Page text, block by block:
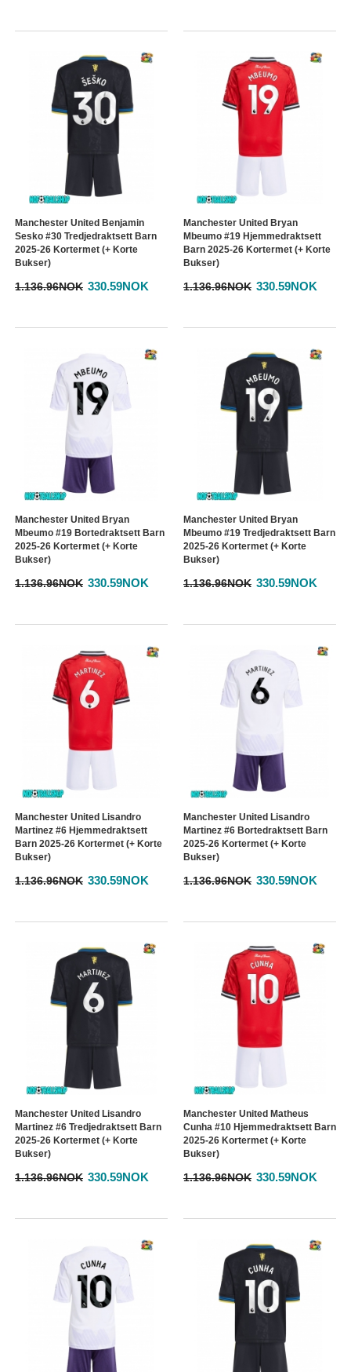
Manchester United Benjamin
Sesko #30 Tredjedraktsett Barn
2025-26 Kortermet (+ Korte
Bukser)
1.136.96NOK 330.59NOK
Manchester United Bryan
Mbeumo #19 Hjemmedraktsett
Barn 2025-26 Kortermet (+ Korte
Bukser)
1.136.96NOK 330.59NOK
Manchester United Bryan
Mbeumo #19 Bortedraktsett Barn
2025-26 Kortermet (+ Korte
Bukser)
1.136.96NOK 330.59NOK
Manchester United Bryan
Mbeumo #19 Tredjedraktsett Barn
2025-26 Kortermet (+ Korte
Bukser)
1.136.96NOK 330.59NOK
Manchester United Lisandro
Martinez #6 Hjemmedraktsett
Barn 2025-26 Kortermet (+ Korte
Bukser)
1.136.96NOK 330.59NOK
Manchester United Lisandro
Martinez #6 Bortedraktsett Barn
2025-26 Kortermet (+ Korte
Bukser)
1.136.96NOK 330.59NOK
Manchester United Lisandro
Martinez #6 Tredjedraktsett Barn
2025-26 Kortermet (+ Korte
Bukser)
1.136.96NOK 330.59NOK
Manchester United Matheus
Cunha #10 Hjemmedraktsett Barn
2025-26 Kortermet (+ Korte
Bukser)
1.136.96NOK 330.59NOK